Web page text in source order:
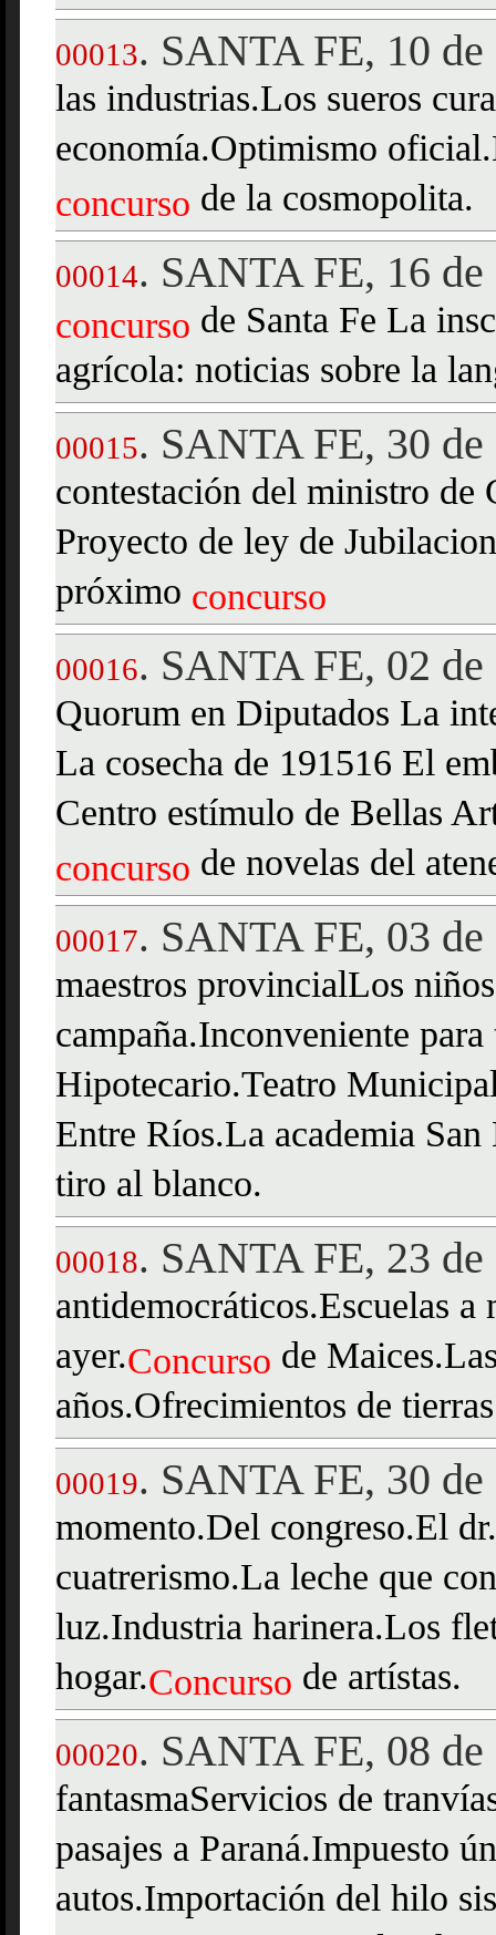
00013. SANTA FE, 10
las industrias.Los sueros
economía.Optimismo
concurso de la cosmopolita.
00014. SANTA FE, 16
concurso de Santa Fe La
agrícola: noticias sobre la
00015. SANTA FE, 30
contestación del ministro de
Proyecto de ley de
próximo concurso
00016. SANTA FE, 02
Quorum en Diputados La
La cosecha de 191516 El
Centro estímulo de Bellas
concurso de novelas del
00017. SANTA FE, 03 de
maestros provincialLos
campaña.Inconveniente
Hipotecario.Teatro
Entre Ríos.La academia
tiro al blanco.
00018. SANTA FE, 23 de
antidemocráticos.Escuelas
ayer.Concurso de
años.Ofrecimientos de
00019. SANTA FE, 30
momento.Del congreso.El
cuatrerismo.La leche que
luz.Industria harinera.Los
hogar.Concurso de artístas.
00020. SANTA FE, 08
fantasmaServicios de
pasajes a Paraná.Impuesto
autos.Importación del hilo